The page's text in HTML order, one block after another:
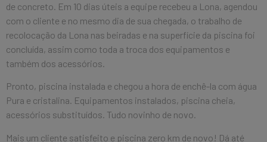
de concreto. Em 10 dias úteis a equipe recebeu a Lona, agendou
com o cliente e no mesmo dia de sua chegada, o trabalho de
recolocação da Lona nas beiradas e na superfície da piscina foi
concluída, assim como toda a troca dos equipamentos e
também dos acessórios.
Pronto, piscina instalada e chegou a hora de enchê-la com água
Pura e cristalina. Equipamentos instalados, piscina cheia,
acessórios substituídos. Tudo novinho de novo.
Mais um cliente satisfeito e piscina zero km de novo! Dá até